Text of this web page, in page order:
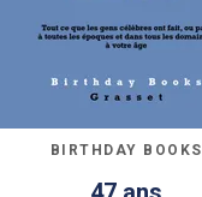
BIRTHDAY BOOKS